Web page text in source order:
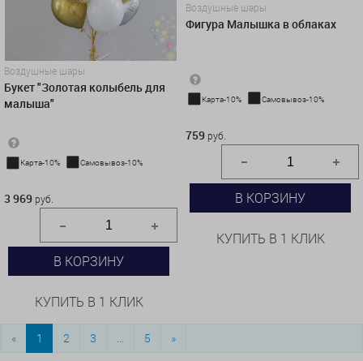
Воздушные шары
Букет "Золотая колыбель для
малыша"
Карта-10% Самовывоз-10%
3 969 руб.
В КОРЗИНУ
КУПИТЬ В 1 КЛИК
Воздушные шары
Фигура Малышка в облаках
Карта-10% Самовывоз-10%
759 руб.
В КОРЗИНУ
КУПИТЬ В 1 КЛИК
« 1 2 3 ... 5 »